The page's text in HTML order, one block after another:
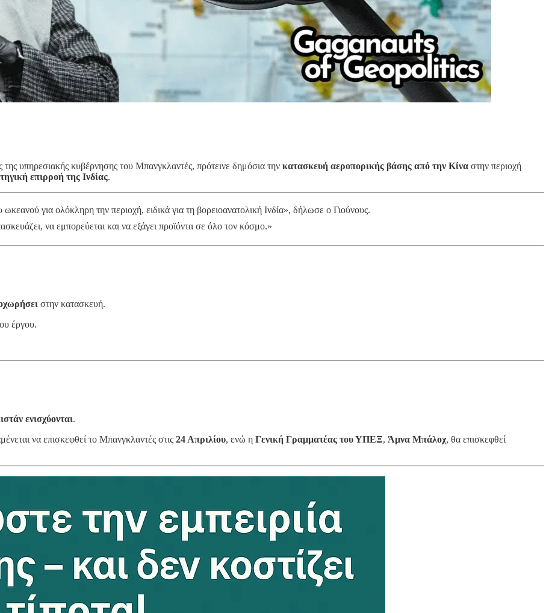
της υπηρεσιακής κυβέρνησης του Μπανγκλαντές, πρότεινε δημόσια την κατασκευή αεροπορικής βάσης από την Κίνα στην περιοχή
επιρροή της Ινδίας.
για ολόκληρη την περιοχή, ειδικά για τη βορειοανατολική Ινδία», δήλωσε ο Γιούνους.
να εμπορεύεται και να εξάγει προϊόντα σε όλο τον κόσμο.»
στην κατασκευή.
έργου.
ενισχύονται.
να επισκεφθεί το Μπανγκλαντές στις 24 Απριλίου, ενώ η Γενική Γραμματέας του ΥΠΕΞ, Άμνα Μπάλοχ, θα επισκεφθεί